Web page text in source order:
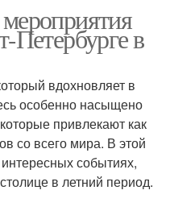
Петербурге в
вдохновляет в
особенно насыщено
привлекают как
со всего мира. В этой
событиях,
в летний период.